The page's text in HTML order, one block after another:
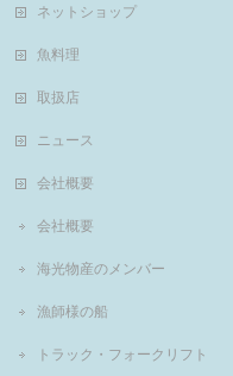
ネットショップ
魚料理
取扱店
ニュース
会社概要
会社概要
海光物産のメンバー
漁師様の船
トラック・フォークリフト